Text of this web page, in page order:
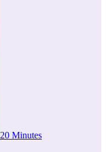
20 Minutes